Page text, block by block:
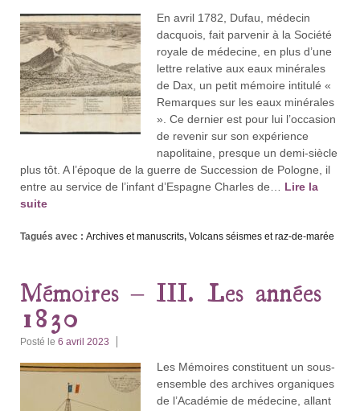
En avril 1782, Dufau, médecin
dacquois, fait parvenir à la Société
royale de médecine, en plus d’une
lettre relative aux eaux minérales
de Dax, un petit mémoire intitulé «
Remarques sur les eaux minérales
». Ce dernier est pour lui l’occasion
de revenir sur son expérience
napolitaine, presque un demi-siècle
plus tôt. A l’époque de la guerre de Succession de Pologne, il
entre au service de l’infant d’Espagne Charles de… Lire la
suite
Tagués avec : Archives et manuscrits, Volcans séismes et raz-de-marée
Mémoires – III. Les années
1830
Posté le 6 avril 2023
Les Mémoires constituent un sous-
ensemble des archives organiques
de l’Académie de médecine, allant